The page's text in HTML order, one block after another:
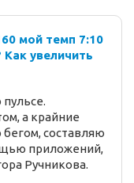
мой темп 7:10
увеличить
а крайние
составляю
приложений,
Ручникова.